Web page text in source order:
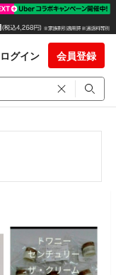
ログイン 会員登録